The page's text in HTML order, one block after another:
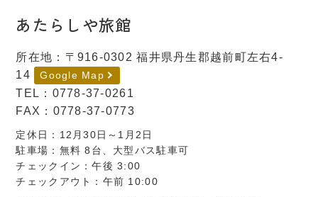
あたらしや旅館
所在地：〒916-0302 福井県丹生郡越前町左右4-
14
Google Map
TEL： 0778-37-0261
FAX： 0778-37-0773
定休日：12月30日～1月2日
駐車場：無料 8台、大型バス駐車可
チェックイン：午後 3:00
チェックアウト：午前 10:00